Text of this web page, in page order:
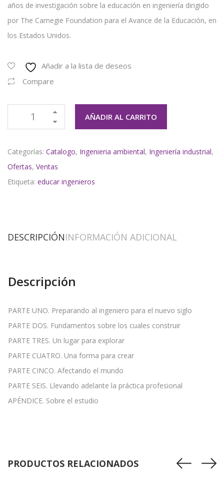
años de investigación sobre la educación en ingeniería dirigido
por The Carnegie Foundation para el Avance de la Educación, en
los Estados Unidos.
Añadir a la lista de deseos
Compare
AÑADIR AL CARRITO
Categorías: Catalogo, Ingenieria ambiental, Ingeniería industrial,
Ofertas, Ventas
Etiqueta: educar ingenieros
DESCRIPCIÓNINFORMACIÓN ADICIONAL
Descripción
PARTE UNO. Preparando al ingeniero para el nuevo siglo
PARTE DOS. Fundamentos sobre los cuales construir
PARTE TRES. Un lugar para explorar
PARTE CUATRO. Una forma para crear
PARTE CINCO. Afectando el mundo
PARTE SEIS. Llevando adelante la práctica profesional
APÉNDICE. Sobre el estudio
PRODUCTOS RELACIONADOS